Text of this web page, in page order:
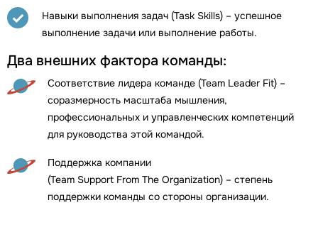
Навыки выполнения задач (Task Skills) – успешное
выполнение задачи или выполнение работы.
Два внешних фактора команды:
Соответствие лидера команде (Team Leader Fit) –
соразмерность масштаба мышления,
профессиональных и управленческих компетенций
для руководства этой командой.
Поддержка компании
(Team Support From The Organization) – степень
поддержки команды со стороны организации.